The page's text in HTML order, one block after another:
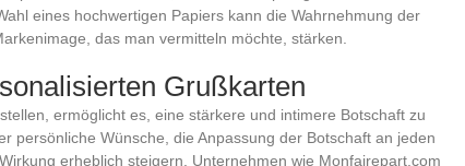
eines hochwertigen Papiers kann die Wahrnehmung der
das man vermitteln möchte, stärken.
Grußkarten
ermöglicht es, eine stärkere und intimere Botschaft zu
persönliche Wünsche, die Anpassung der Botschaft an jeden
erheblich steigern. Unternehmen wie Monfairepart.com